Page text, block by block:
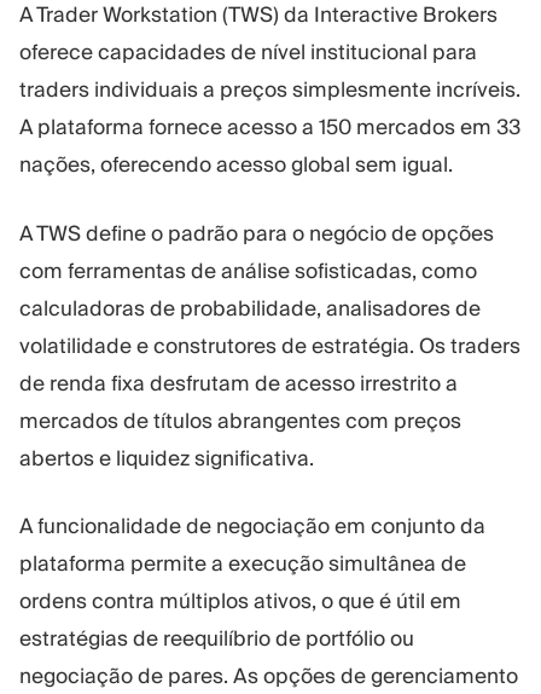
A Trader Workstation (TWS) da Interactive Brokers
oferece capacidades de nível institucional para
traders individuais a preços simplesmente incríveis.
A plataforma fornece acesso a 150 mercados em 33
nações, oferecendo acesso global sem igual.
A TWS define o padrão para o negócio de opções
com ferramentas de análise sofisticadas, como
calculadoras de probabilidade, analisadores de
volatilidade e construtores de estratégia. Os traders
de renda fixa desfrutam de acesso irrestrito a
mercados de títulos abrangentes com preços
abertos e liquidez significativa.
A funcionalidade de negociação em conjunto da
plataforma permite a execução simultânea de
ordens contra múltiplos ativos, o que é útil em
estratégias de reequilíbrio de portfólio ou
negociação de pares. As opções de gerenciamento